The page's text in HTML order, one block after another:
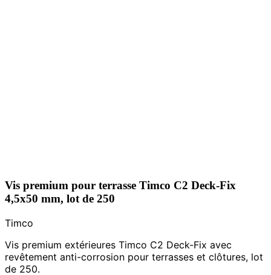
Vis premium pour terrasse Timco C2 Deck-Fix
4,5x50 mm, lot de 250
Timco
Vis premium extérieures Timco C2 Deck-Fix avec
revêtement anti-corrosion pour terrasses et clôtures, lot
de 250.